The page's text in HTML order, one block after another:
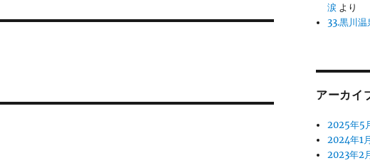
涙 より
33.黒川
アーカイ
2025年5
2024年1
2023年2